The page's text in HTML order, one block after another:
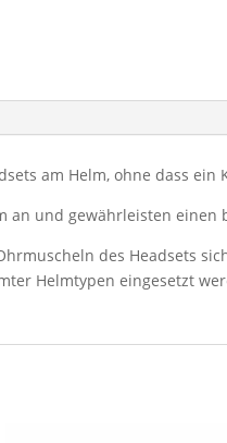
am Helm, ohne dass
an und gewährleisten einen
des Headsets
Helmtypen eingesetzt